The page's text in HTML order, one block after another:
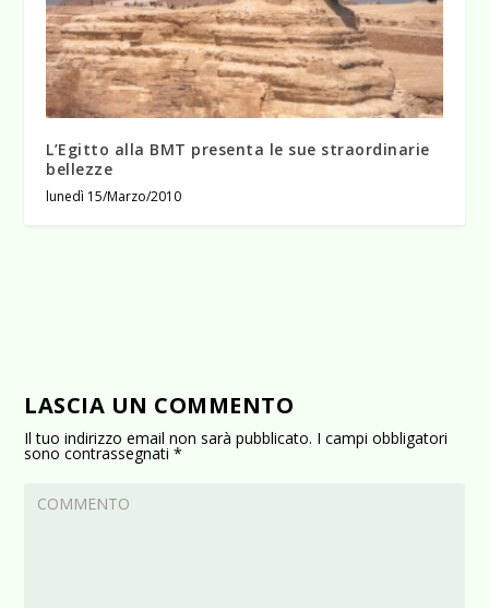
L’Egitto alla BMT presenta le sue straordinarie
bellezze
lunedì 15/Marzo/2010
LASCIA UN COMMENTO
Il tuo indirizzo email non sarà pubblicato. I campi obbligatori
sono contrassegnati*